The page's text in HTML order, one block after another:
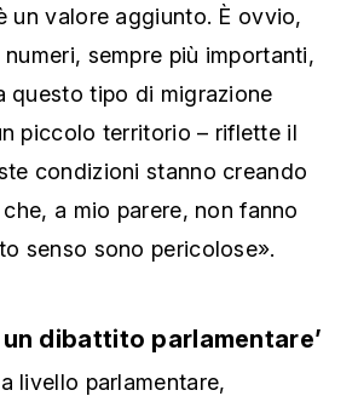
un valore aggiunto. È ovvio,
sempre più importanti,
questo tipo di migrazione
piccolo territorio – riflette il
condizioni stanno creando
a mio parere, non fanno
senso sono pericolose».
dibattito parlamentare’
livello parlamentare,